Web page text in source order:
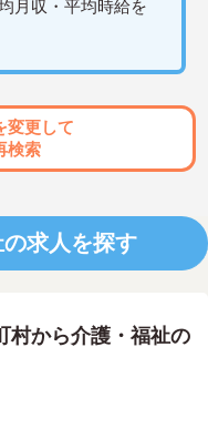
月収・平均時給を
変更して
検索
求人を探す
村から介護・福祉の